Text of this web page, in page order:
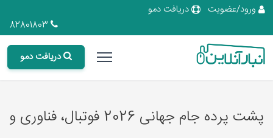
ورود/عضویت
دریافت دمو
دریافت دمو
پشت پرده جام جهانی 2026 فوتبال، فناوری و